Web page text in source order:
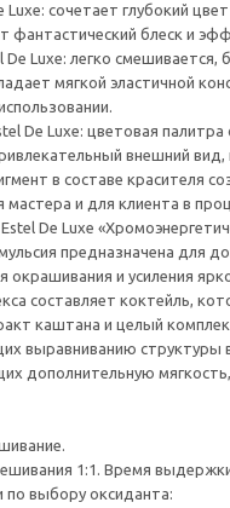
Luxe: сочетает глубокий
фантастический блеск и
Luxe: легко смешивается,
мягкой эластичной
De Luxe: цветовая палитра
внешний вид,
в составе красителя
и для клиента в
De Luxe
предназначена для
окрашивания и усиления
составляет коктейль,
каштана и целый
выравниванию структуры
дополнительную
1:1. Время
по выбору оксиданта: